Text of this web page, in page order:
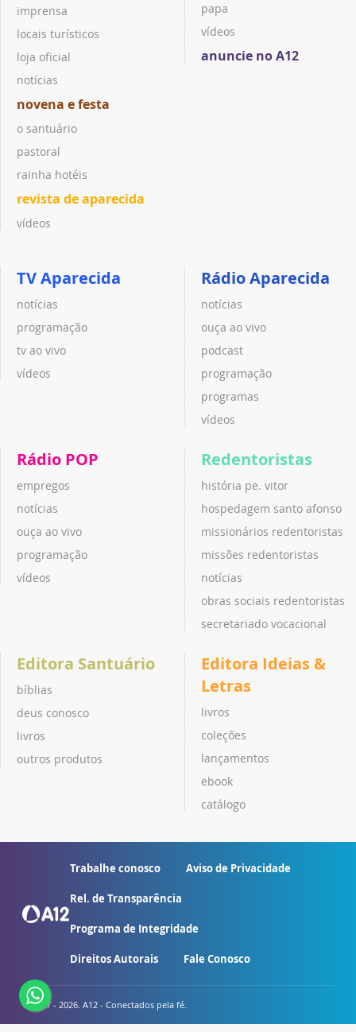
imprensa
locais turísticos
loja oficial
notícias
novena e festa
o santuário
pastoral
rainha hotéis
revista de aparecida
vídeos
papa
vídeos
anuncie no A12
TV Aparecida
notícias
programação
tv ao vivo
vídeos
Rádio Aparecida
notícias
ouça ao vivo
podcast
programação
programas
vídeos
Rádio POP
empregos
notícias
ouça ao vivo
programação
vídeos
Redentoristas
história pe. vitor
hospedagem santo afonso
missionários redentoristas
missões redentoristas
notícias
obras sociais redentoristas
secretariado vocacional
Editora Santuário
bíblias
deus conosco
livros
outros produtos
Editora Ideias &
Letras
livros
coleções
lançamentos
ebook
catálogo
Trabalhe conosco Aviso de Privacidade
Rel. de Transparência
Programa de Integridade
Direitos Autorais Fale Conosco
© 2007 - 2026. A12 - Conectados pela fé.